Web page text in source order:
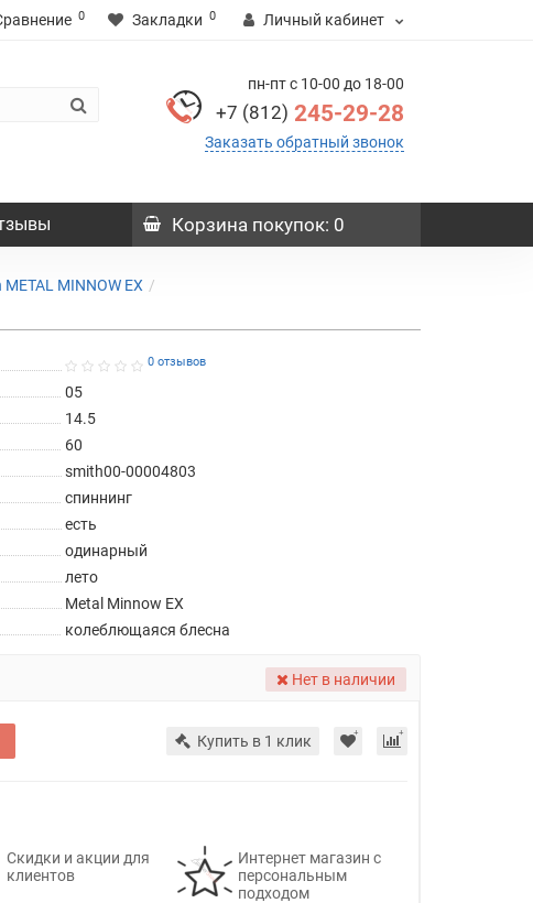
0 Закладки 0 Личный кабинет
пн-пт с 10-00 до 18-00
+7 (812) 245-29-28
Заказать обратный звонок
Корзина покупок: 0
MINNOW EX
0 отзывов
05
14.5
60
smith00-00004803
спиннинг
есть
одинарный
лето
Metal Minnow EX
колеблющаяся блесна
Нет в наличии
Купить в 1 клик
Скидки и акции для
клиентов
Интернет магазин с
персональным
подходом